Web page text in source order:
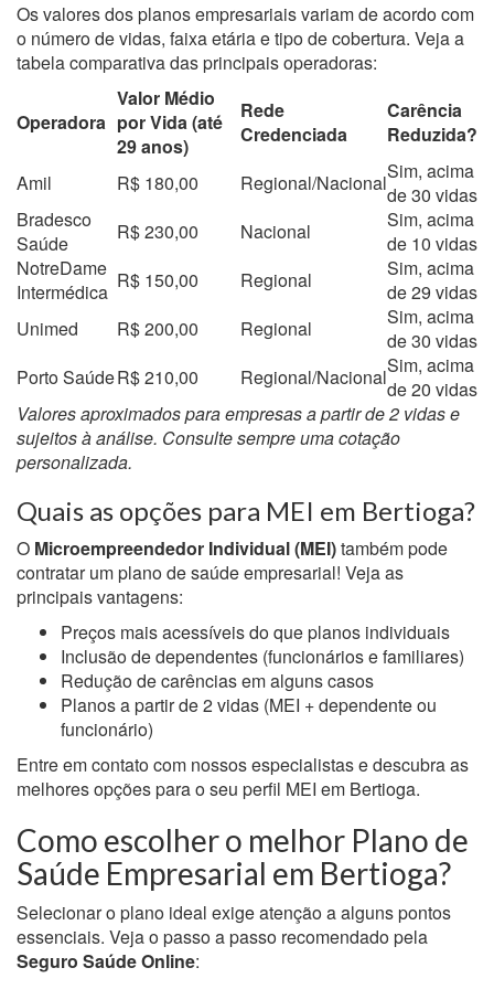
Os valores dos planos empresariais variam de acordo com
o número de vidas, faixa etária e tipo de cobertura. Veja a
tabela comparativa das principais operadoras:
Operadora
Valor Médio
por Vida (até
29 anos)
Rede
Credenciada
Carência
Reduzida?
Amil
R$ 180,00 Regional/NacionalSim, acima
de 30 vidas
Bradesco
Saúde
R$ 230,00 Nacional
Sim, acima
de 10 vidas
NotreDame
Intermédica R$ 150,00 Regional
Sim, acima
de 29 vidas
Unimed
R$ 200,00 Regional
Sim, acima
de 30 vidas
Porto SaúdeR$ 210,00 Regional/NacionalSim, acima
de 20 vidas
Valores aproximados para empresas a partir de 2 vidas e
sujeitos à análise. Consulte sempre uma cotação
personalizada.
Quais as opções para MEI em Bertioga?
O Microempreendedor Individual (MEI)também pode
contratar um plano de saúde empresarial! Veja as
principais vantagens:
Preços mais acessíveis do que planos individuais
Inclusão de dependentes (funcionários e familiares)
Redução de carências em alguns casos
Planos a partir de 2 vidas (MEI + dependente ou
funcionário)
Entre em contato com nossos especialistas e descubra as
melhores opções para o seu perfil MEI em Bertioga.
Como escolher o melhor Plano de
Saúde Empresarial em Bertioga?
Selecionar o plano ideal exige atenção a alguns pontos
essenciais. Veja o passo a passo recomendado pela
Seguro Saúde Online: